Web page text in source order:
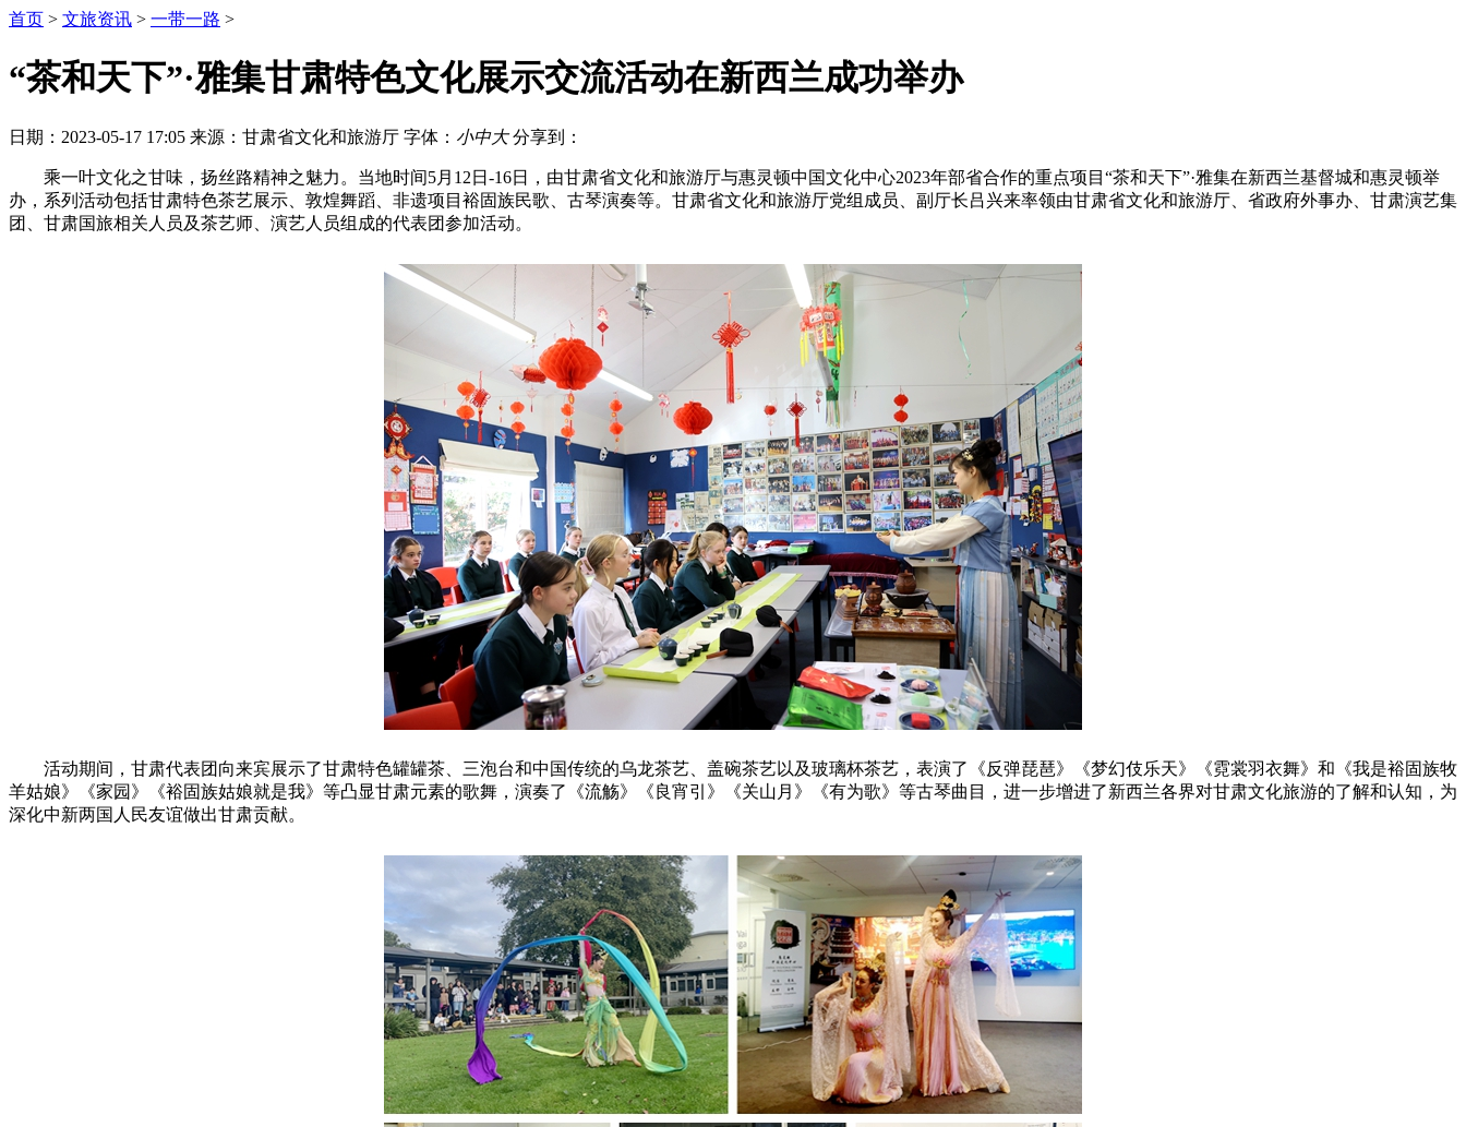
首页 > 文旅资讯 > 一带一路 >
“茶和天下”·雅集甘肃特色文化展示交流活动在新西兰成功举办
日期：2023-05-17 17:05 来源：甘肃省文化和旅游厅 字体： 小中大 分享到：
乘一叶文化之甘味，扬丝路精神之魅力。当地时间5月12日-16日，由甘肃省文化和旅游厅与惠灵顿中国文化中心2023年部省合作的重点项目“茶和天下”·雅集在新西兰基督城和惠灵顿举
办，系列活动包括甘肃特色茶艺展示、敦煌舞蹈、非遗项目裕固族民歌、古琴演奏等。甘肃省文化和旅游厅党组成员、副厅长吕兴来率领由甘肃省文化和旅游厅、省政府外事办、甘肃演艺集
团、甘肃国旅相关人员及茶艺师、演艺人员组成的代表团参加活动。
活动期间，甘肃代表团向来宾展示了甘肃特色罐罐茶、三泡台和中国传统的乌龙茶艺、盖碗茶艺以及玻璃杯茶艺，表演了《反弹琵琶》《梦幻伎乐天》《霓裳羽衣舞》和《我是裕固族牧
羊姑娘》《家园》《裕固族姑娘就是我》等凸显甘肃元素的歌舞，演奏了《流觞》《良宵引》《关山月》《有为歌》等古琴曲目，进一步增进了新西兰各界对甘肃文化旅游的了解和认知，为
深化中新两国人民友谊做出甘肃贡献。